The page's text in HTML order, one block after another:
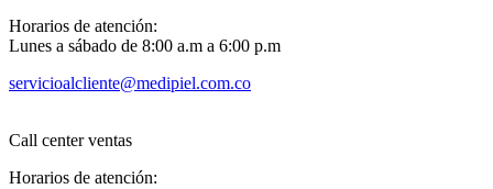
Horarios de atención:
Lunes a sábado de 8:00 a.m a 6:00 p.m
servicioalcliente@medipiel.com.co
Call center ventas
Horarios de atención: